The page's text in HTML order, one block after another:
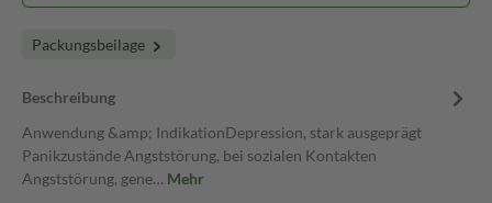
Packungsbeilage
Beschreibung
Anwendung &amp; IndikationDepression, stark ausgeprägt
Panikzustände Angststörung, bei sozialen Kontakten
Angststörung, gene… Mehr